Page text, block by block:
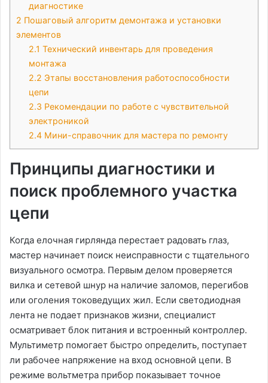
диагностике
2 Пошаговый алгоритм демонтажа и установки
элементов
2.1 Технический инвентарь для проведения
монтажа
2.2 Этапы восстановления работоспособности
цепи
2.3 Рекомендации по работе с чувствительной
электроникой
2.4 Мини-справочник для мастера по ремонту
Принципы диагностики и
поиск проблемного участка
цепи
Когда елочная гирлянда перестает радовать глаз,
мастер начинает поиск неисправности с тщательного
визуального осмотра. Первым делом проверяется
вилка и сетевой шнур на наличие заломов, перегибов
или оголения токоведущих жил. Если светодиодная
лента не подает признаков жизни, специалист
осматривает блок питания и встроенный контроллер.
Мультиметр помогает быстро определить, поступает
ли рабочее напряжение на вход основной цепи. В
режиме вольтметра прибор показывает точное